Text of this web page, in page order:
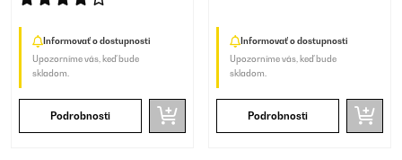
Informovať o dostupnosti
Upozorníme vás, keď bude
skladom.
Podrobnosti
Informovať o dostupnosti
Upozorníme vás, keď bude
skladom.
Podrobnosti